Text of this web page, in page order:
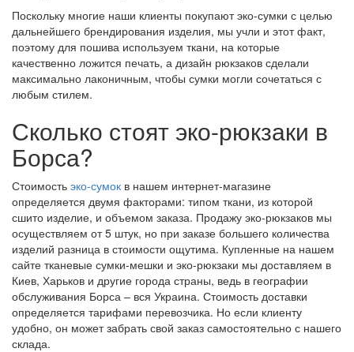
Поскольку многие наши клиенты покупают эко-сумки с целью
дальнейшего брендирования изделия, мы учли и этот факт,
поэтому для пошива используем ткани, на которые
качественно ложится печать, а дизайн рюкзаков сделали
максимально лаконичным, чтобы сумки могли сочетаться с
любым стилем.
Сколько стоят эко-рюкзаки в
Борса?
Стоимость эко-сумок в нашем интернет-магазине
определяется двумя факторами: типом ткани, из которой
сшито изделие, и объемом заказа. Продажу эко-рюкзаков мы
осуществляем от 5 штук, но при заказе большего количества
изделий разница в стоимости ощутима. Купленные на нашем
сайте тканевые сумки-мешки и эко-рюкзаки мы доставляем в
Киев, Харьков и другие города страны, ведь в географии
обслуживания Борса – вся Украина. Стоимость доставки
определяется тарифами перевозчика. Но если клиенту
удобно, он может забрать свой заказ самостоятельно с нашего
склада.